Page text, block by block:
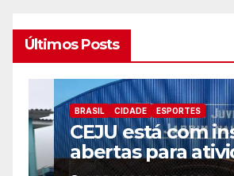
Últimos Posts
BRASIL CIDADE ESPORTES
CEJU está com
abertas para